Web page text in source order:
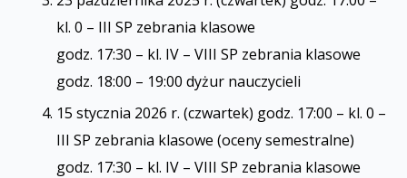
kl. 0 – III SP zebrania klasowe
godz. 17:30 – kl. IV – VIII SP zebrania klasowe
godz. 18:00 – 19:00 dyżur nauczycieli
15 stycznia 2026 r. (czwartek) godz. 17:00 – kl. 0 –
III SP zebrania klasowe (oceny semestralne)
godz. 17:30 – kl. IV – VIII SP zebrania klasowe